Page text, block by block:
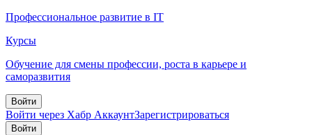
Профессиональное развитие в IT
Курсы
Обучение для смены профессии, роста в карьере и
саморазвития
Войти
Войти через Хабр АккаунтЗарегистрироваться
Войти